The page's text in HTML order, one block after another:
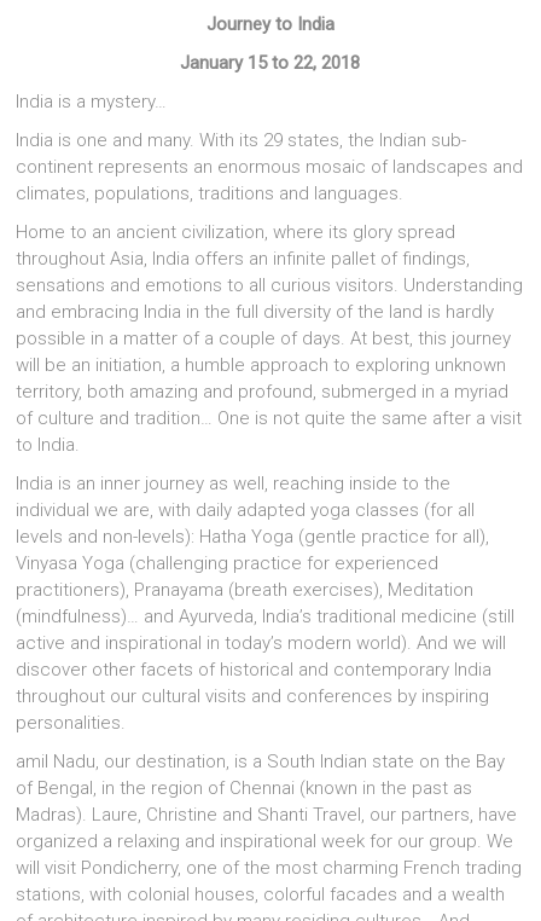
Journey to India
January 15 to 22, 2018
India is a mystery…
India is one and many. With its 29 states, the Indian sub-
continent represents an enormous mosaic of landscapes and
climates, populations, traditions and languages.
Home to an ancient civilization, where its glory spread
throughout Asia, India offers an infinite pallet of findings,
sensations and emotions to all curious visitors. Understanding
and embracing India in the full diversity of the land is hardly
possible in a matter of a couple of days. At best, this journey
will be an initiation, a humble approach to exploring unknown
territory, both amazing and profound, submerged in a myriad
of culture and tradition… One is not quite the same after a visit
to India.
India is an inner journey as well, reaching inside to the
individual we are, with daily adapted yoga classes (for all
levels and non-levels): Hatha Yoga (gentle practice for all),
Vinyasa Yoga (challenging practice for experienced
practitioners), Pranayama (breath exercises), Meditation
(mindfulness)… and Ayurveda, India’s traditional medicine (still
active and inspirational in today’s modern world). And we will
discover other facets of historical and contemporary India
throughout our cultural visits and conferences by inspiring
personalities.
amil Nadu, our destination, is a South Indian state on the Bay
of Bengal, in the region of Chennai (known in the past as
Madras). Laure, Christine and Shanti Travel, our partners, have
organized a relaxing and inspirational week for our group. We
will visit Pondicherry, one of the most charming French trading
stations, with colonial houses, colorful facades and a wealth